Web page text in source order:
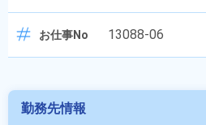
お仕事No 13088-06
勤務先情報